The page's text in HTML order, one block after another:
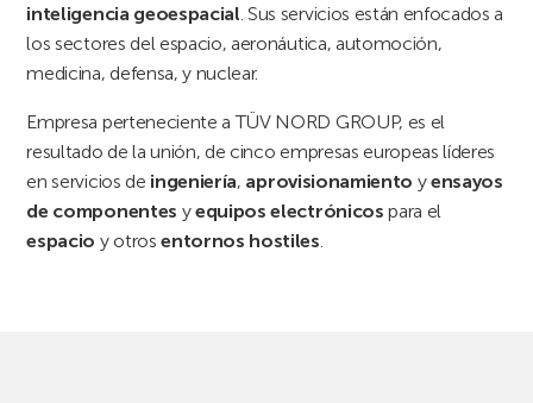
inteligencia geoespacial . Sus servicios están enfocados a
los sectores del espacio, aeronáutica, automoción,
medicina, defensa, y nuclear.
Empresa perteneciente a TÜV NORD GROUP, es el
resultado de la unión, de cinco empresas europeas líderes
en servicios de ingeniería, aprovisionamiento yensayos
de componentes yequipos electrónicos para el
espacio y otrosentornos hostiles